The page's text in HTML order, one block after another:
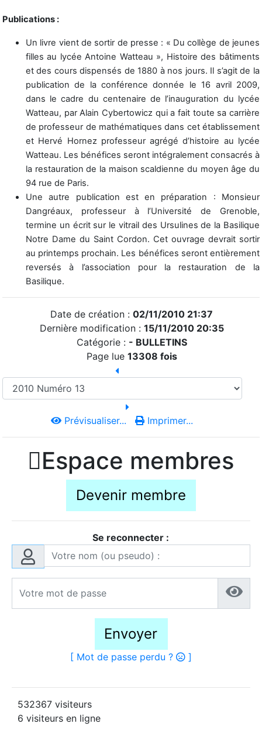
Publications :
Un livre vient de sortir de presse : « Du collège de jeunes
filles au lycée Antoine Watteau », Histoire des bâtiments
et des cours dispensés de 1880 à nos jours. Il s’agit de la
publication de la conférence donnée le 16 avril 2009,
dans le cadre du centenaire de l’inauguration du lycée
Watteau, par Alain Cybertowicz qui a fait toute sa carrière
de professeur de mathématiques dans cet établissement
et Hervé Hornez professeur agrégé d’histoire au lycée
Watteau. Les bénéfices seront intégralement consacrés à
la restauration de la maison scaldienne du moyen âge du
94 rue de Paris.
Une autre publication est en préparation : Monsieur
Dangréaux, professeur à l’Université de Grenoble,
termine un écrit sur le vitrail des Ursulines de la Basilique
Notre Dame du Saint Cordon. Cet ouvrage devrait sortir
au printemps prochain. Les bénéfices seront entièrement
reversés à l’association pour la restauration de la
Basilique.
Date de création :02/11/2010 21:37
Dernière modification : 15/11/2010 20:35
Catégorie : - BULLETINS
Page lue 13308 fois
Prévisualiser... Imprimer...
Espace membres
Devenir membre
Se reconnecter :
Envoyer
[ Mot de passe perdu ? ]
532367 visiteurs
6 visiteurs en ligne